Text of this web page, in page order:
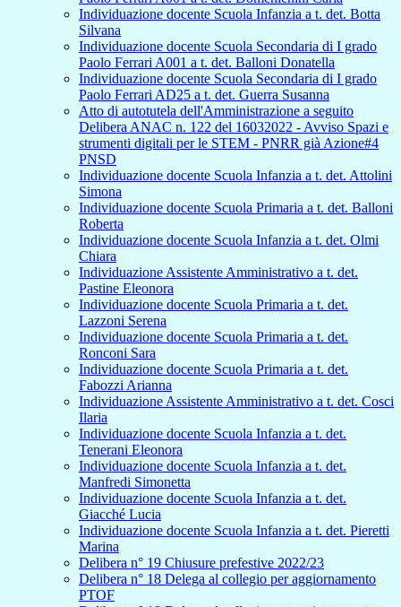
Individuazione docente Scuola Infanzia a t. det. Botta
Silvana
Individuazione docente Scuola Secondaria di I grado
Paolo Ferrari A001 a t. det. Balloni Donatella
Individuazione docente Scuola Secondaria di I grado
Paolo Ferrari AD25 a t. det. Guerra Susanna
Atto di autotutela dell'Amministrazione a seguito
Delibera ANAC n. 122 del 16032022 - Avviso Spazi e
strumenti digitali per le STEM - PNRR già Azione#4
PNSD
Individuazione docente Scuola Infanzia a t. det. Attolini
Simona
Individuazione docente Scuola Primaria a t. det. Balloni
Roberta
Individuazione docente Scuola Infanzia a t. det. Olmi
Chiara
Individuazione Assistente Amministrativo a t. det.
Pastine Eleonora
Individuazione docente Scuola Primaria a t. det.
Lazzoni Serena
Individuazione docente Scuola Primaria a t. det.
Ronconi Sara
Individuazione docente Scuola Primaria a t. det.
Fabozzi Arianna
Individuazione Assistente Amministrativo a t. det. Cosci
Ilaria
Individuazione docente Scuola Infanzia a t. det.
Tenerani Eleonora
Individuazione docente Scuola Infanzia a t. det.
Manfredi Simonetta
Individuazione docente Scuola Infanzia a t. det.
Giacché Lucia
Individuazione docente Scuola Infanzia a t. det. Pieretti
Marina
Delibera n° 19 Chiusure prefestive 2022/23
Delibera n° 18 Delega al collegio per aggiornamento
PTOF